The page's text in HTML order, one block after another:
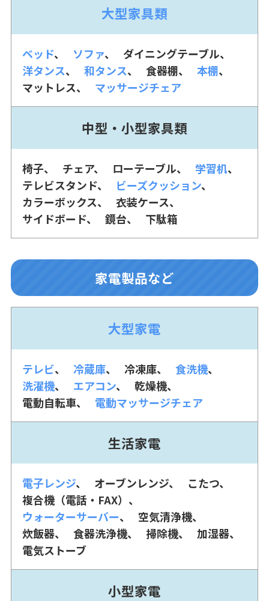
大型家具類
ベッド ソファ
ダイニングテーブル
洋タンス
和タンス 食器棚
本棚
マットレス
マッサージチェア
中型・小型家具類
椅子 チェア ローテーブル
学習机
テレビスタンド
ビーズクッション
カラーボックス
衣装ケース
サイドボード
鏡台 下駄箱
家電製品など
大型家電
テレビ 冷蔵庫 冷凍庫
食洗機
洗濯機
エアコン
乾燥機
電動自転車
電動マッサージチェア
生活家電
電子レンジ オーブンレンジ
こたつ
複合機（電話・FAX）
ウォーターサーバー
空気清浄機
炊飯器
食器洗浄機 掃除機
加湿器
電気ストーブ
小型家電